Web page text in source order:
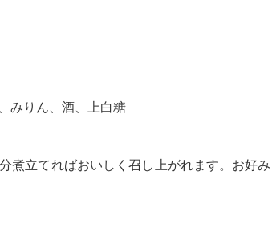
みりん、酒、上白糖
煮立てればおいしく召し上がれます。お好